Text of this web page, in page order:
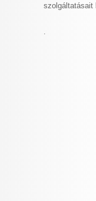
szolgáltatásait
.